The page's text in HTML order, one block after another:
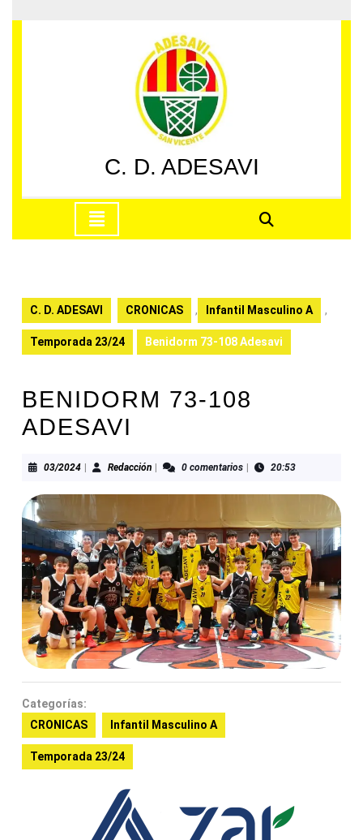
al
C. D. ADESAVI
apertura
C. D. ADESAVI CRONICAS , Infantil Masculino A ,
Temporada 23/24 Benidorm 73-108 Adesavi
BENIDORM 73-108
ADESAVI
03/202403/2024RedacciónRedacción0 comentarios 20:53
Categorías:
CRONICAS
Infantil Masculino A
Temporada 23/24